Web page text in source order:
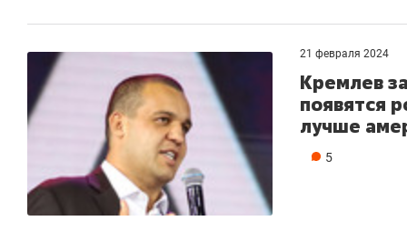
21 февраля 2024
Кремлев
появятся
лучше
5